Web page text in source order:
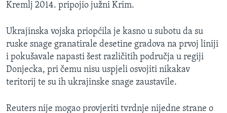
Kremlj 2014. pripojio južni Krim.
Ukrajinska vojska priopćila je kasno u subotu da su
ruske snage granatirale desetine gradova na prvoj liniji
i pokušavale napasti šest različitih područja u regiji
Donjecka, pri čemu nisu uspjeli osvojiti nikakav
teritorij te su ih ukrajinske snage zaustavile.
Reuters nije mogao provjeriti tvrdnje nijedne strane o